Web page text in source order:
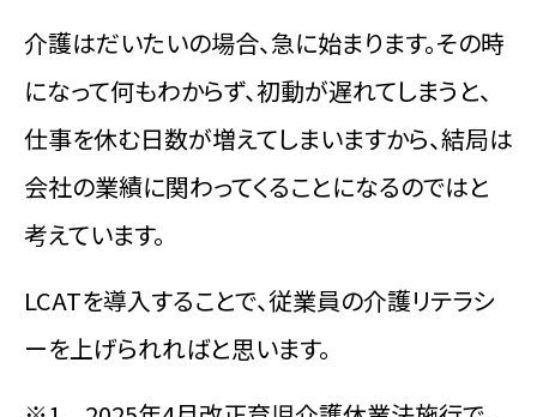
介護はだいたいの場合、急に始まります。その時
になって何もわからず、初動が遅れてしまうと、
仕事を休む日数が増えてしまいますから、結局は
会社の業績に関わってくることになるのではと
考えています。
LCATを導入することで、従業員の介護リテラシ
ーを上げられればと思います。